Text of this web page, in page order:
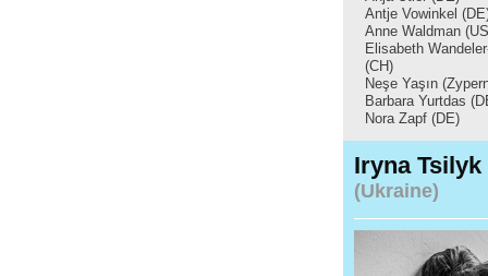
Antje Vowinkel
Anne Waldman
Elisabeth
(CH)
Neşe Yaşın
Barbara Yurtdas
Nora Zapf (DE)
Iryna Tsilyk
(Ukraine)